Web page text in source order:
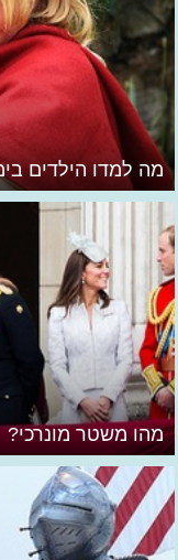
מה למדו הילדים
מהו משטר מונרכי?